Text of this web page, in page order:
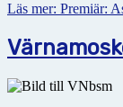
Läs mer: Premiär: